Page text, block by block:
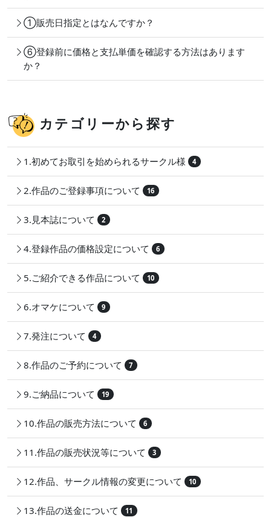
①販売日指定とはなんですか？
⑥登録前に価格と支払単価を確認する方法はあります
か？
カテゴリーから探す
1.初めてお取引を始められるサークル様 4
2.作品のご登録事項について 16
3.見本誌について 2
4.登録作品の価格設定について 6
5.ご紹介できる作品について 10
6.オマケについて 9
7.発注について 4
8.作品のご予約について 7
9.ご納品について 19
10.作品の販売方法について 6
11.作品の販売状況等について 3
12.作品、サークル情報の変更について 10
13.作品の送金について 11